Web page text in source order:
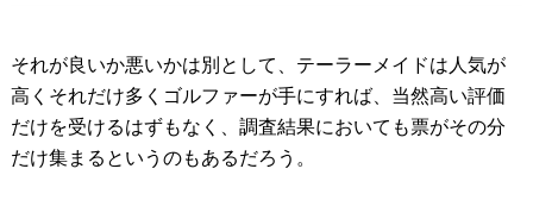
それが良いか悪いかは別として、テーラーメイドは人気が
高くそれだけ多くゴルファーが手にすれば、当然高い評価
だけを受けるはずもなく、調査結果においても票がその分
だけ集まるというのもあるだろう。